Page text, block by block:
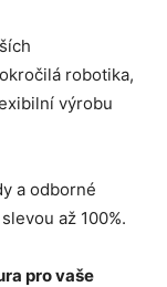
robotika,
výrobu
a odborné
až 100%.
pro vaše